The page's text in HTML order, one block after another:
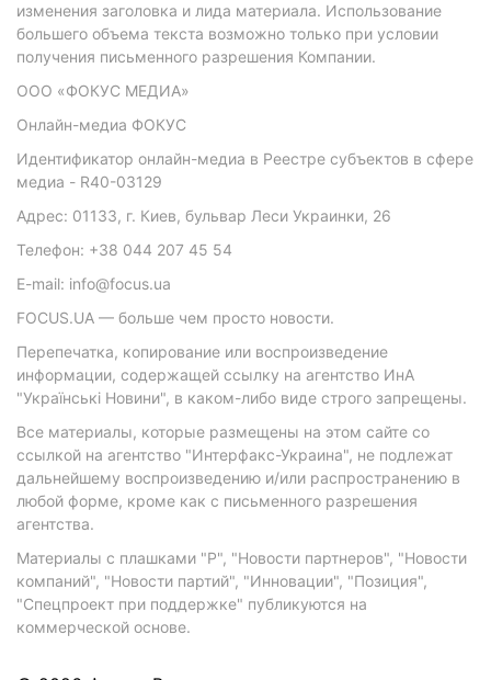
изменения заголовка и лида материала. Использование
большего объема текста возможно только при условии
получения письменного разрешения Компании.
ООО «ФОКУС МЕДИА»
Онлайн-медиа ФОКУС
Идентификатор онлайн-медиа в Реестре субъектов в сфере
медиа - R40-03129
Адрес: 01133, г. Киев, бульвар Леси Украинки, 26
Телефон: +38 044 207 45 54
E-mail: info@focus.ua
FOCUS.UA — больше чем просто новости.
Перепечатка, копирование или воспроизведение
информации, содержащей ссылку на агентство ИнА
"Українські Новини", в каком-либо виде строго запрещены.
Все материалы, которые размещены на этом сайте со
ссылкой на агентство "Интерфакс-Украина", не подлежат
дальнейшему воспроизведению и/или распространению в
любой форме, кроме как с письменного разрешения
агентства.
Материалы с плашками "Р", "Новости партнеров", "Новости
компаний", "Новости партий", "Инновации", "Позиция",
"Спецпроект при поддержке" публикуются на
коммерческой основе.